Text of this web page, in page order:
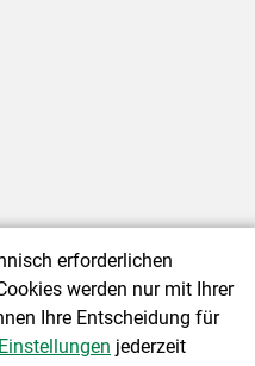
|Barrierefreiheit|
erforderlichen
werden nur mit Ihrer
Ihre Entscheidung für
jederzeit